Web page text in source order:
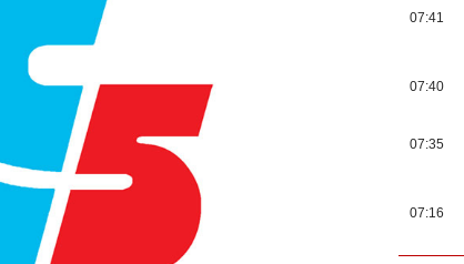
07:41
07:40
07:35
07:16